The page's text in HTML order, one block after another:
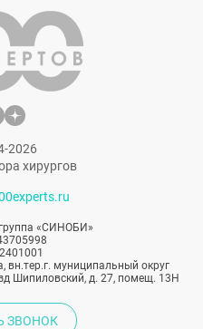
2026
хирургов
«СИНОБИ»
вн.тер.г. муниципальный округ
Шипиловский, д. 27, помещ. 13Н
ЗВОНОК